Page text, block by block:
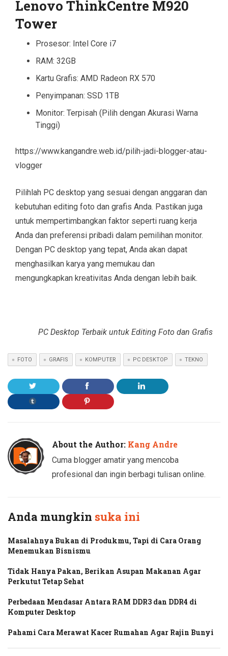
Lenovo ThinkCentre M920
Tower
Prosesor: Intel Core i7
RAM: 32GB
Kartu Grafis: AMD Radeon RX 570
Penyimpanan: SSD 1TB
Monitor: Terpisah (Pilih dengan Akurasi Warna
Tinggi)
https://www.kangandre.web.id/pilih-jadi-blogger-atau-
vlogger
Pilihlah PC desktop yang sesuai dengan anggaran dan
kebutuhan editing foto dan grafis Anda. Pastikan juga
untuk mempertimbangkan faktor seperti ruang kerja
Anda dan preferensi pribadi dalam pemilihan monitor.
Dengan PC desktop yang tepat, Anda akan dapat
menghasilkan karya yang memukau dan
mengungkapkan kreativitas Anda dengan lebih baik.
PC Desktop Terbaik untuk Editing Foto dan Grafis
FOTO GRAFIS KOMPUTER PC DESKTOP TEKNO
About the Author: Kang Andre
Cuma blogger amatir yang mencoba
profesional dan ingin berbagi tulisan online.
Anda mungkin suka ini
Masalahnya Bukan di Produkmu, Tapi di Cara Orang
Menemukan Bisnismu
Tidak Hanya Pakan, Berikan Asupan Makanan Agar
Perkutut Tetap Sehat
Perbedaan Mendasar Antara RAM DDR3 dan DDR4 di
Komputer Desktop
Pahami Cara Merawat Kacer Rumahan Agar Rajin Bunyi